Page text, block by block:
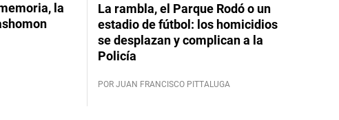
la
La rambla, el Parque Rodó o un
estadio de fútbol: los homicidios
se desplazan y complican a la
Policía
POR JUAN FRANCISCO PITTALUGA